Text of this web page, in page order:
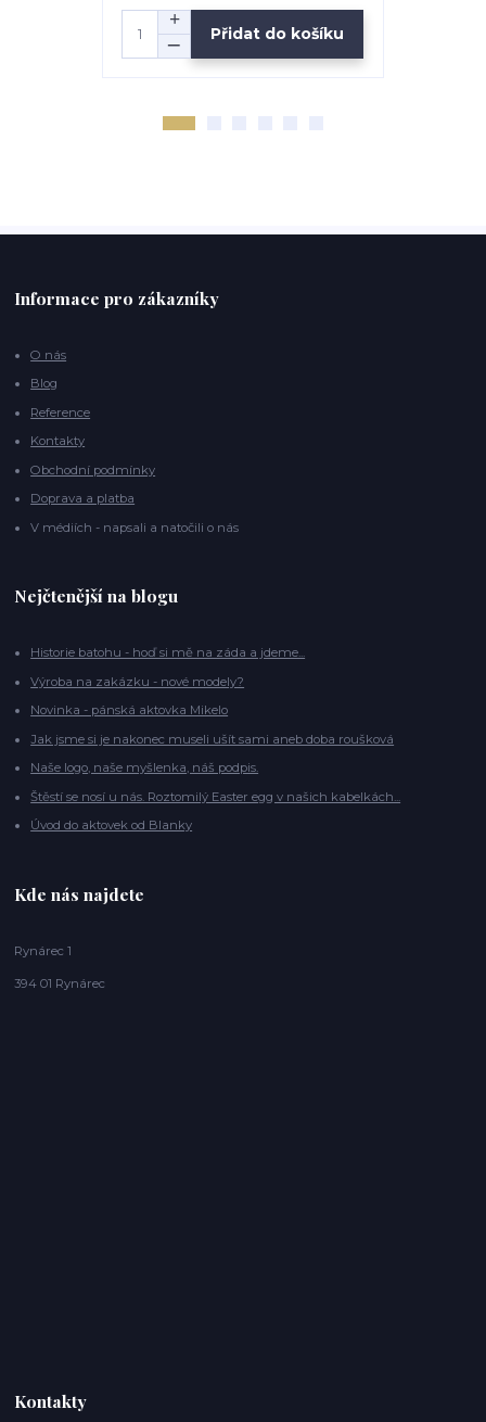
Přidat do košíku
Informace pro zákazníky
O nás
Blog
Reference
Kontakty
Obchodní podmínky
Doprava a platba
V médiích - napsali a natočili o nás
Nejčtenější na blogu
Historie batohu - hoď si mě na záda a jdeme...
Výroba na zakázku - nové modely?
Novinka - pánská aktovka Mikelo
Jak jsme si je nakonec museli ušít sami aneb doba roušková
Naše logo, naše myšlenka, náš podpis.
Štěstí se nosí u nás. Roztomilý Easter egg v našich kabelkách...
Úvod do aktovek od Blanky
Kde nás najdete
Rynárec 1
394 01 Rynárec
Kontakty